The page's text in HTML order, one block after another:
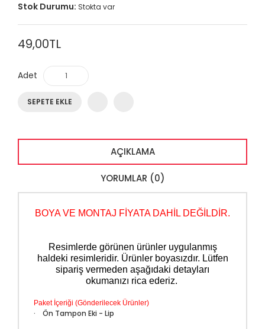
Stok Durumu: Stokta var
49,00TL
Adet
SEPETE EKLE
AÇIKLAMA
YORUMLAR (0)
BOYA VE MONTAJ FİYATA DAHİL DEĞİLDİR.
Resimlerde görünen ürünler uygulanmış
haldeki resimleridir. Ürünler boyasızdır. Lütfen
sipariş vermeden aşağıdaki detayları
okumanızı rica ederiz.
Paket İçeriği (Gönderilecek Ürünler)
· Ön Tampon Eki - Lip